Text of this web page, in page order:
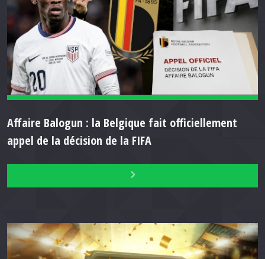
Affaire Balogun : la Belgique fait officiellement
appel de la décision de la FIFA